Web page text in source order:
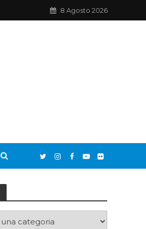
8 Agosto 2026